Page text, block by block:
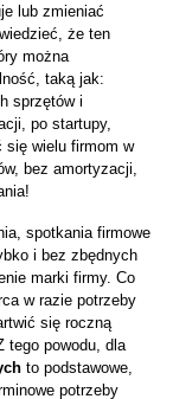
lub zmieniać
że ten
można
taką jak:
sprzętów i
się wielu firmom w
bez amortyzacji,
spotkania firmowe
i bez zbędnych
marki firmy. Co
w razie potrzeby
się roczną
tego powodu, dla
to podstawowe,
potrzeby